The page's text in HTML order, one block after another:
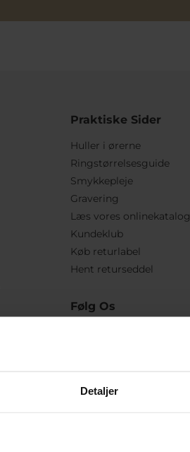
Detaljer
Praktiske Sider
Huller i ørerne
Ringstørrelsesguide
Smykkepleje
Gravering
Læs vores onlinekatalog
Kundeklub
Køb returlabel
Hent returseddel
Følg Os